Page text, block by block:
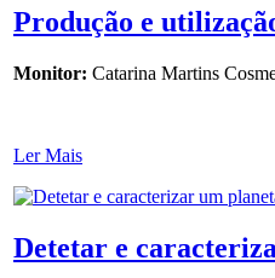
Produção e
Monitor: Catarina Martins
Ler Mais
Detetar e